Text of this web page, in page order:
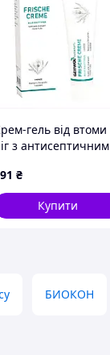
гель від втоми
з антисептичним
₴
Купити
БИОКОН